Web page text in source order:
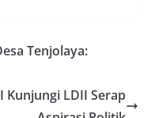
Tenjolaya:
Kunjungi LDII Serap